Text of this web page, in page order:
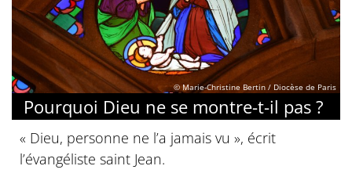
© Marie-Christine Bertin / Diocèse de Paris
Pourquoi Dieu ne se montre-t-il pas ?
« Dieu, personne ne l’a jamais vu », écrit
l’évangéliste saint Jean.